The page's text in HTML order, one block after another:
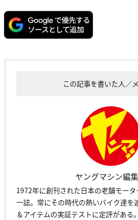
この記事を書いた人／
ヤングマシン編
1972年に創刊された日本の老舗モー
一誌。常にその時代の熱いバイク達を
＆アイテムの実証テストに定評がある